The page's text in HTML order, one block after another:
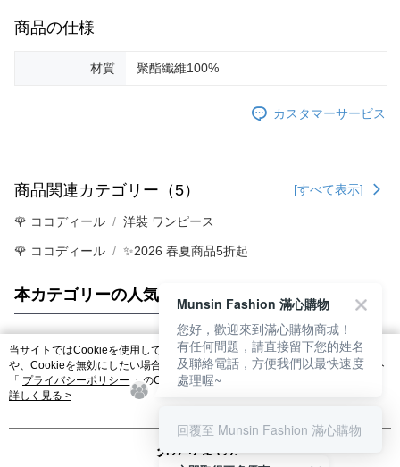
商品の仕様
材質 聚酯纖維100%
カスタマーサービス
商品関連カテゴリー（5） [すべて表示]
🌹 ココディール 洋裝 ワンピース
🌹 ココディール ✨2026 春夏商品5折起
本カテゴリーの人気商品 サイト全体のランキング
人気タグ
当サイトではCookieを使用しています。当サイトのCookie使用に関する詳細
や、Cookieを無効にしたい場合のブラウザでの設定方法については、当サイト
「 プライバシーポリシー 」のCookieポリシーをご参照ください。お客さま
が、当サイトを引き続き使用される場合、当社がサイト利用規約のCookieポリ
詳しく見る >
分かりました
Munsin Fashion 滿心購物
您好，歡迎來到滿心購物商城！
有任何問題，請直接留下您的姓名
及聯絡電話，方便我們以最快速度
處理喔~
回覆至 Munsin Fashion 滿心購物